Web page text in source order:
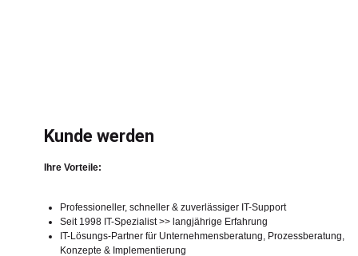
Kunde werden
Ihre Vorteile:
Professioneller, schneller & zuverlässiger IT-Support
Seit 1998 IT-Spezialist >> langjährige Erfahrung
IT-Lösungs-Partner für Unternehmensberatung, Prozessberatung,
Konzepte & Implementierung